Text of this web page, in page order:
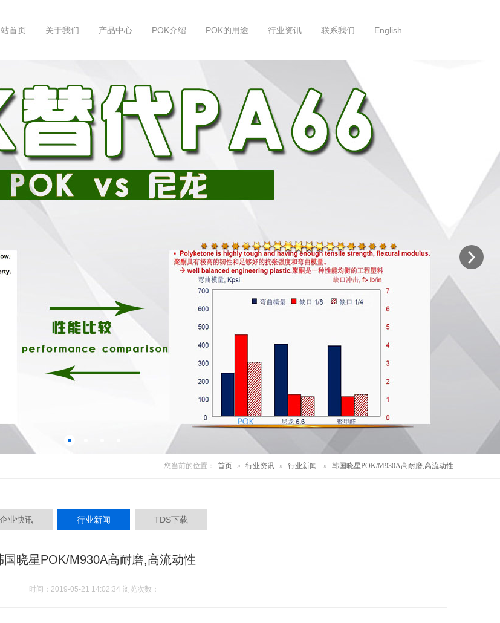
的。因此，我们必须真诚、主动、专注、人性化地
划的实施，系统地为用户解决可能遇到
此派生的各个层面。
首页 关于我们 产品中心 POK介绍 POK的用途 行业资讯 联系我们 English
您当前的位置： 首页 » 行业资讯 » 行业新闻 » 韩国晓星POK/M930A高耐磨,高流动性
企业快讯 行业新闻 TDS下载
国晓星POK/M930A高耐磨,高流动性
时间：2019-05-21 14:02:34 浏览次数：